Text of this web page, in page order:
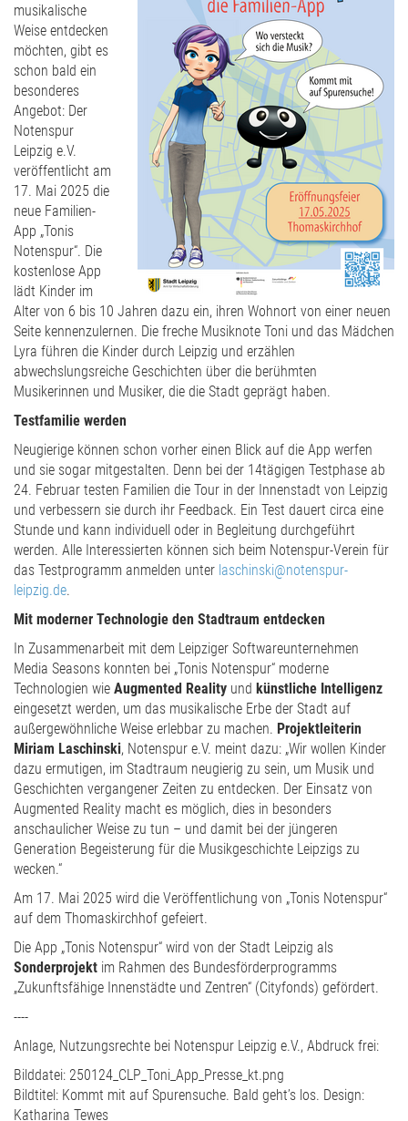
musikalische
Weise entdecken
möchten, gibt es
schon bald ein
besonderes
Angebot: Der
Notenspur
Leipzig e.V.
veröffentlicht am
17. Mai 2025 die
neue Familien-
App „Tonis
Notenspur“. Die
kostenlose App
lädt Kinder im
Alter von 6 bis 10 Jahren dazu ein, ihren Wohnort von einer neuen
Seite kennenzulernen. Die freche Musiknote Toni und das Mädchen
Lyra führen die Kinder durch Leipzig und erzählen
abwechslungsreiche Geschichten über die berühmten
Musikerinnen und Musiker, die die Stadt geprägt haben.
Testfamilie werden
Neugierige können schon vorher einen Blick auf die App werfen
und sie sogar mitgestalten. Denn bei der 14tägigen Testphase ab
24. Februar testen Familien die Tour in der Innenstadt von Leipzig
und verbessern sie durch ihr Feedback. Ein Test dauert circa eine
Stunde und kann individuell oder in Begleitung durchgeführt
werden. Alle Interessierten können sich beim Notenspur-Verein für
das Testprogramm anmelden unter laschinski@notenspur-
leipzig.de.
Mit moderner Technologie den Stadtraum entdecken
In Zusammenarbeit mit dem Leipziger Softwareunternehmen
Media Seasons konnten bei „Tonis Notenspur“ moderne
Technologien wie Augmented Reality und künstliche Intelligenz
eingesetzt werden, um das musikalische Erbe der Stadt auf
außergewöhnliche Weise erlebbar zu machen. Projektleiterin
Miriam Laschinski, Notenspur e.V. meint dazu: „Wir wollen Kinder
dazu ermutigen, im Stadtraum neugierig zu sein, um Musik und
Geschichten vergangener Zeiten zu entdecken. Der Einsatz von
Augmented Reality macht es möglich, dies in besonders
anschaulicher Weise zu tun – und damit bei der jüngeren
Generation Begeisterung für die Musikgeschichte Leipzigs zu
wecken.“
Am 17. Mai 2025 wird die Veröffentlichung von „Tonis Notenspur“
auf dem Thomaskirchhof gefeiert.
Die App „Tonis Notenspur“ wird von der Stadt Leipzig als
Sonderprojekt im Rahmen des Bundesförderprogramms
„Zukunftsfähige Innenstädte und Zentren“ (Cityfonds) gefördert.
----
Anlage, Nutzungsrechte bei Notenspur Leipzig e.V., Abdruck frei:
Bilddatei: 250124_CLP_Toni_App_Presse_kt.png
Bildtitel: Kommt mit auf Spurensuche. Bald geht’s los. Design:
Katharina Tewes